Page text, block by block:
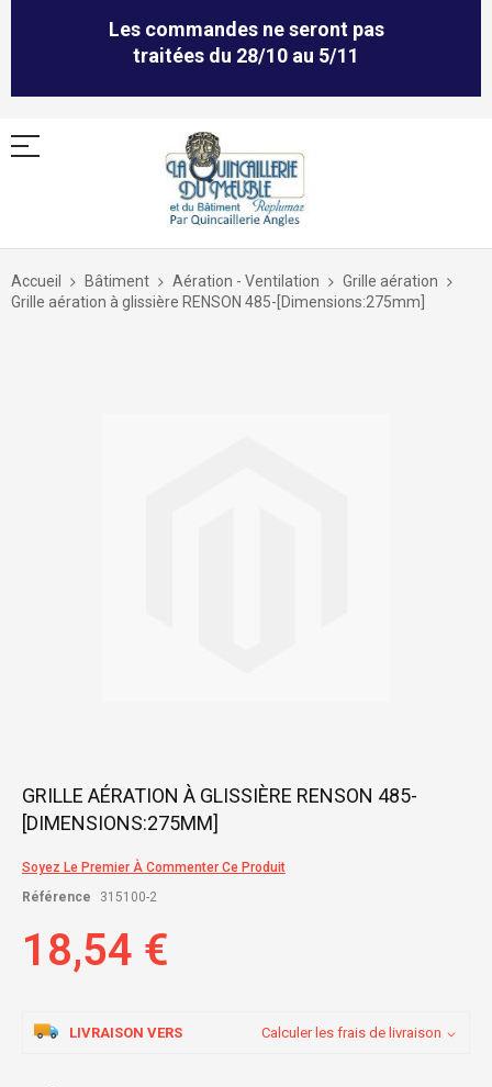
Les commandes ne seront pas
traitées du 28/10 au 5/11
Allez
contenu
Accueil Bâtiment Aération - Ventilation
Grille aération
Grille aération à glissière RENSON 485-[Dimensions:275mm]
Skip
the
of
images
GRILLE AÉRATION À GLISSIÈRE RENSON 485-
[DIMENSIONS:275MM]
Soyez Le Premier À Commenter Ce Produit
Référence
315100-2
18,54 €
LIVRAISON VERS Calculer les frais de livraison